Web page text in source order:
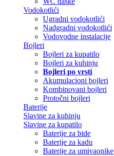
Vodokotlići
Ugradni vodokotlići
Nadgradni vodokotlići
Vodovodne instalacije
Bojleri
Bojleri za kupatilo
Bojleri za kuhinju
Bojleri po vrsti
Akumulacioni bojleri
Kombinovani bojleri
Protočni bojleri
Baterije
Slavine za kuhinju
Slavine za kupatilo
Baterije za bide
Baterije za kadu
Baterije za umivaonike